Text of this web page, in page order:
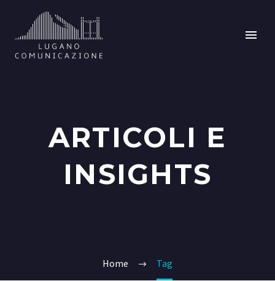
ARTICOLI E
INSIGHTS
Home Tag